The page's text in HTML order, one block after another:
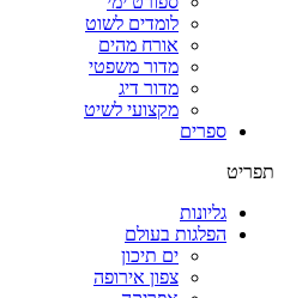
לומדים לשוט
אורח מהים
מדור משפטי
מדור דיג
מקצועי לשיט
ספרים
תפריט
גליונות
הפלגות בעולם
ים תיכון
צפון אירופה